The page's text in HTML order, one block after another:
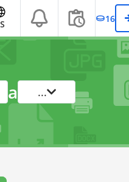
16
a ...